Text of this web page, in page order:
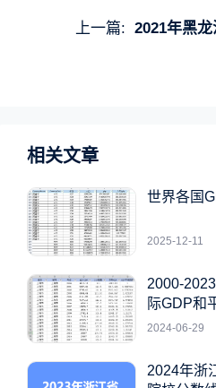
上一篇: 2021年黑龙
相关文章
世界各国
2025-12-11
2000-
际GDP和
2024-06-29
2024年浙